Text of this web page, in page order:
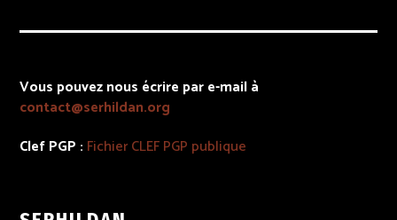
Vous pouvez nous écrire par e-mail à
contact@serhildan.org
Clef PGP : FichierCLEF PGP publique